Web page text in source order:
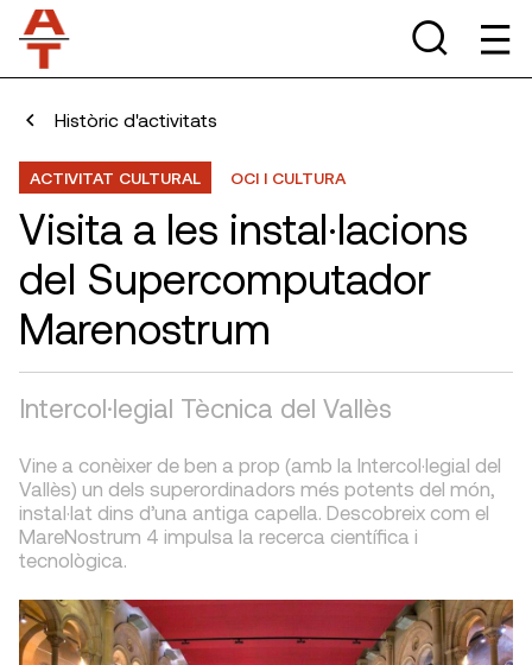
Històric d'activitats
ACTIVITAT CULTURAL OCI I CULTURA
Visita a les instal·lacions
del Supercomputador
Marenostrum
Intercol·legial Tècnica del Vallès
Vine a conèixer de ben a prop (amb la Intercol·legial del
Vallès) un dels superordinadors més potents del món,
instal·lat dins d’una antiga capella. Descobreix com el
MareNostrum 4 impulsa la recerca científica i
tecnològica.